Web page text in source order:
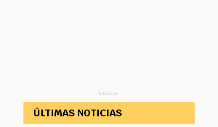
Publicidad
ÚLTIMAS NOTICIAS